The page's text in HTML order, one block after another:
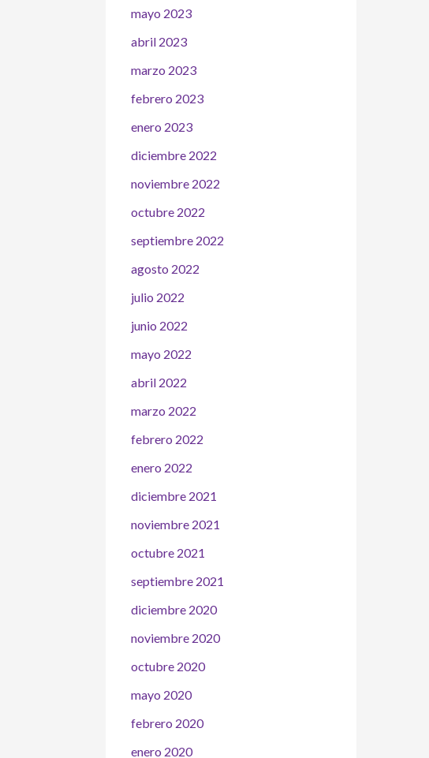
mayo 2023
abril 2023
marzo 2023
febrero 2023
enero 2023
diciembre 2022
noviembre 2022
octubre 2022
septiembre 2022
agosto 2022
julio 2022
junio 2022
mayo 2022
abril 2022
marzo 2022
febrero 2022
enero 2022
diciembre 2021
noviembre 2021
octubre 2021
septiembre 2021
diciembre 2020
noviembre 2020
octubre 2020
mayo 2020
febrero 2020
enero 2020